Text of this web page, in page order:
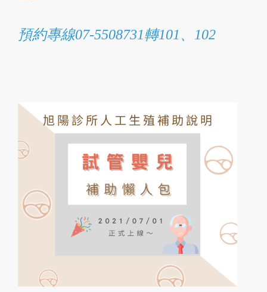
預約專線07-5508731轉101、102